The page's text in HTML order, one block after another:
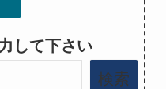
して下さい
検索